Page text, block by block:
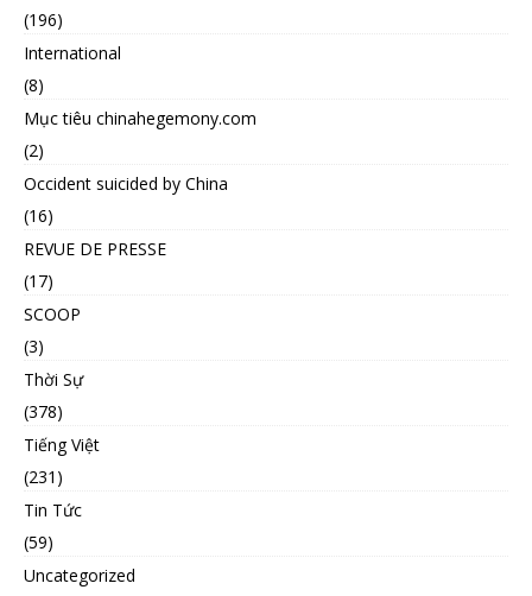
(196)
International
(8)
Mục tiêu chinahegemony.com
(2)
Occident suicided by China
(16)
REVUE DE PRESSE
(17)
SCOOP
(3)
Thời Sự
(378)
Tiếng Việt
(231)
Tin Tức
(59)
Uncategorized